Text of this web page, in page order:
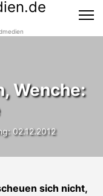
Wenche:
02.12.2012
sich nicht,